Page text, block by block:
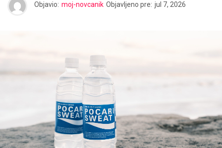
Objavio: moj-novcanik Objavljeno pre: jul 7, 2026